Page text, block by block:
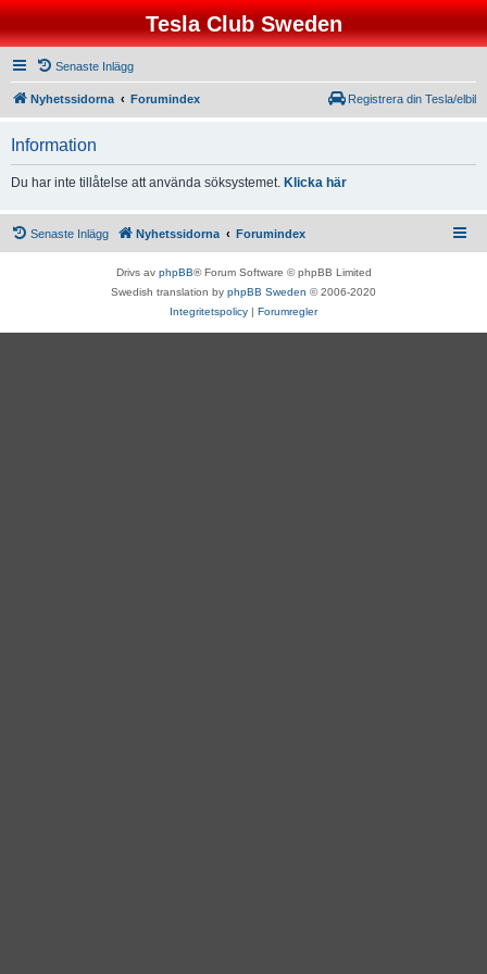
Tesla Club Sweden
Senaste Inlägg
Nyhetssidorna Forumindex Registrera din Tesla/elbil
Information
Du har inte tillåtelse att använda söksystemet. Klicka här
Senaste Inlägg Nyhetssidorna Forumindex
Drivs av phpBB® Forum Software © phpBB Limited
Swedish translation by phpBB Sweden © 2006-2020
Integritetspolicy | Forumregler